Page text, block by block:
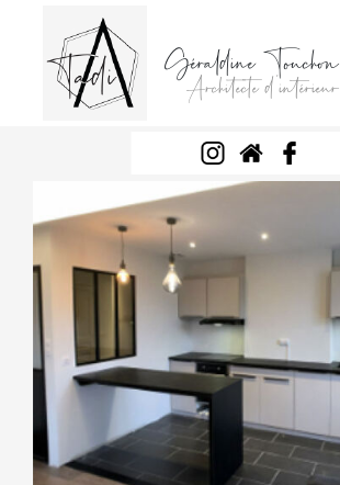
Géraldine Touchon
Architecte d'intérieur